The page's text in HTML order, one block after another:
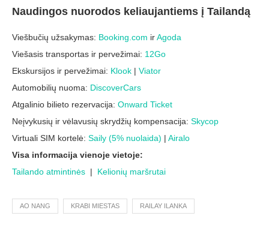
Naudingos nuorodos keliaujantiems į Tailandą
Viešbučių užsakymas: Booking.com irAgoda
Viešasis transportas ir pervežimai: 12Go
Ekskursijos ir pervežimai: Klook | Viator
Automobilių nuoma: DiscoverCars
Atgalinio bilieto rezervacija: Onward Ticket
Neįvykusių ir vėlavusių skrydžių kompensacija: Skycop
Virtuali SIM kortelė: Saily (5% nuolaida) | Airalo
Visa informacija vienoje vietoje:
Tailando atmintinės | Kelionių maršrutai
AO NANG KRABI MIESTAS RAILAY ILANKA